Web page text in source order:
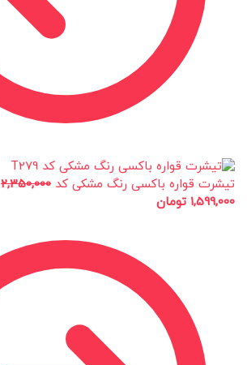
تیشرت قواره باکسی رنگ مشکی کد T279 2,350,000
1,599,000 تومان